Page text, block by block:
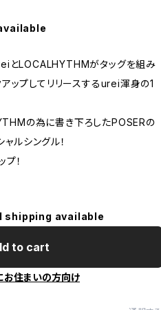
とLOCALHYTHMがタッグを組み
ップしてリリースするurei渾身の1
の為に書き下ろしたPOSERの
ルシングル！
！
shipping available
to cart
お住まいの方向け